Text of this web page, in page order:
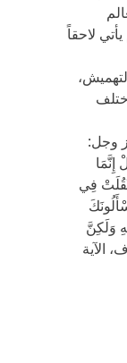
لاحقاً
وجل:
ثَقُلَتْ فِي
وَلَكِنَّ
الآية